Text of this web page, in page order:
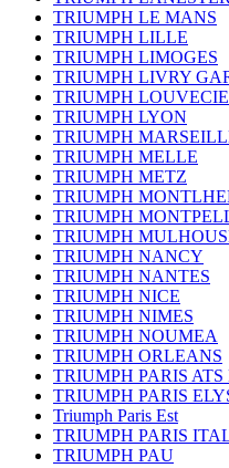
TRIUMPH LE MANS
TRIUMPH LILLE
TRIUMPH LIMOGES
TRIUMPH LIVRY
TRIUMPH
TRIUMPH LYON
TRIUMPH
TRIUMPH MELLE
TRIUMPH METZ
TRIUMPH
TRIUMPH
TRIUMPH
TRIUMPH NANCY
TRIUMPH NANTES
TRIUMPH NICE
TRIUMPH NIMES
TRIUMPH NOUMEA
TRIUMPH ORLEANS
TRIUMPH PARIS
TRIUMPH PARIS
Triumph Paris Est
TRIUMPH PARIS
TRIUMPH PAU